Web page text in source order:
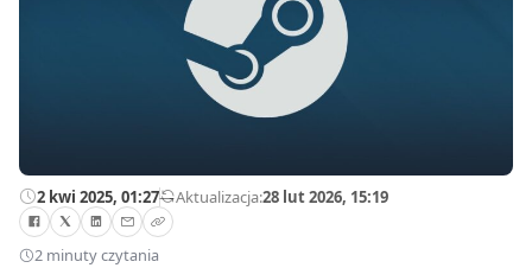
2 kwi 2025, 01:27—Aktualizacja:28 lut 2026, 15:19
2 minuty czytania